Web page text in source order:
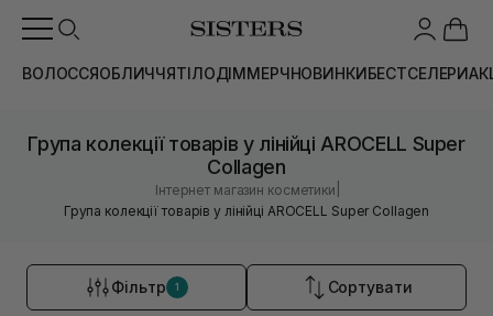
ВОЛОССЯОБЛИЧЧЯТІЛОДІММЕРЧНОВИНКИБЕСТСЕЛЕРИ
Група колекції товарів у лінійці AROCELL Super
Collagen
Інтернет магазин косметики
Група колекції товарів у лінійці AROCELL Super Collagen
Фільтр 1 Сортувати